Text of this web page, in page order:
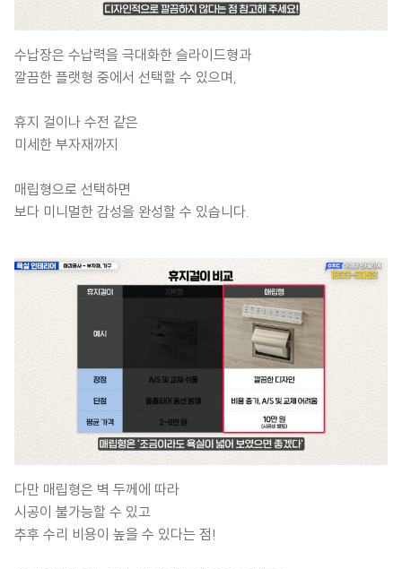
수납장은 수납력을 극대화한 슬라이드형과
깔끔한 플랫형 중에서 선택할 수 있으며,
휴지 걸이나 수전 같은
미세한 부자재까지
매립형으로 선택하면
보다 미니멀한 감성을 완성할 수 있습니다.
다만 매립형은 벽 두께에 따라
시공이 불가능할 수 있고
추후 수리 비용이 높을 수 있다는 점!